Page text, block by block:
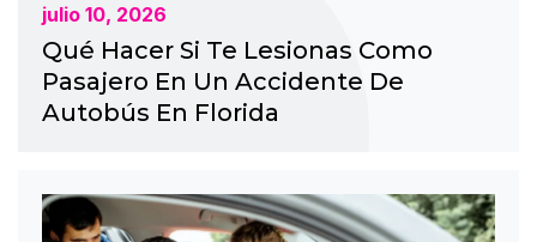
julio 10, 2026
Qué Hacer Si Te Lesionas Como
Pasajero En Un Accidente De
Autobús En Florida